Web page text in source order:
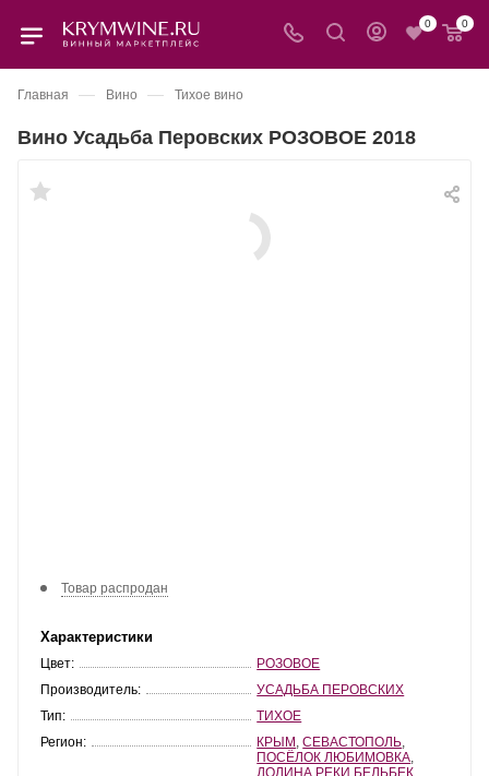
0 0
Главная — Вино — Тихое вино
Вино Усадьба Перовских РОЗОВОЕ 2018
Товар распродан
Характеристики
Цвет:
РОЗОВОЕ
Производитель:
УСАДЬБА ПЕРОВСКИХ
Тип:
ТИХОЕ
Регион:
КРЫМ ,СЕВАСТОПОЛЬ
ПОСЁЛОК ЛЮБИМОВКА
ДОЛИНА РЕКИ БЕЛЬБЕК